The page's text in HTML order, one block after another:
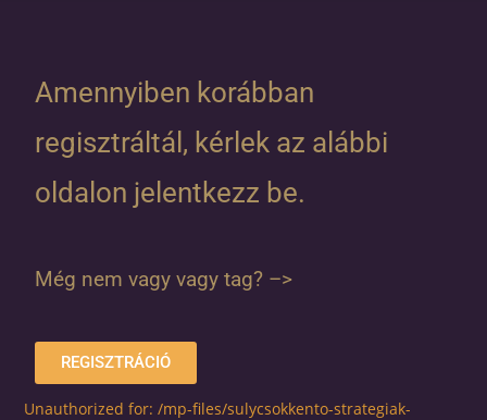
Amennyiben korábban
regisztráltál, kérlek az alábbi
oldalon jelentkezz be.
Még nem vagy vagy tag? –>
REGISZTRÁCIÓ
Unauthorized for:/mp-files/sulycsokkento-strategiak-